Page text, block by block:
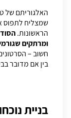
האלגוריתם של
שמצליח לתפוס
הראשונות.
ומרתקים
חשוב –
בין אם מדובר
בניית